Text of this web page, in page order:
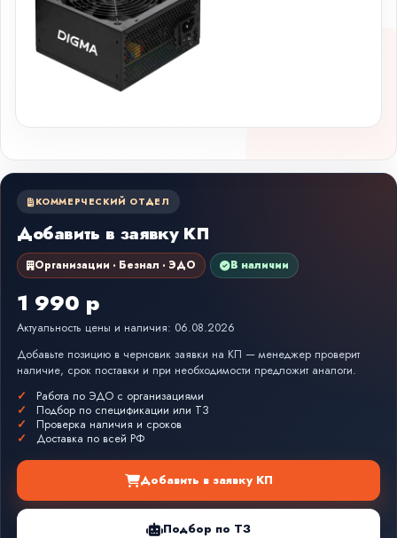
КОММЕРЧЕСКИЙ ОТДЕЛ
Добавить в заявку КП
Организации · Безнал · ЭДО В наличии
1 990 р
Актуальность цены и наличия: 06.08.2026
Добавьте позицию в черновик заявки на КП — менеджер проверит
наличие, срок поставки и при необходимости предложит аналоги.
Работа по ЭДО с организациями
Подбор по спецификации или ТЗ
Проверка наличия и сроков
Доставка по всей РФ
Добавить в заявку КП
Подбор по ТЗ